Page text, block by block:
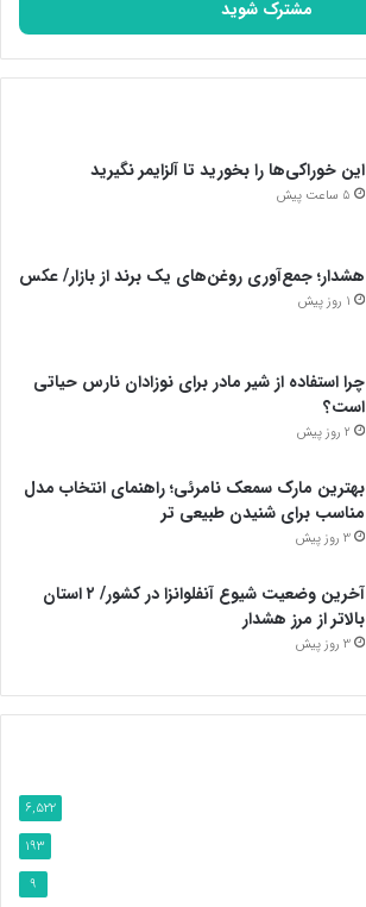
این خوراکی‌ها را بخورید تا آلزایمر نگیرید
5 ساعت پیش
هشدار؛ جمع‌آوری روغن‌های یک برند از بازار/ عکس
1 روز پیش
چرا استفاده از شیر مادر برای نوزادان نارس حیاتی
است؟
2 روز پیش
بهترین مارک سمعک نامرئی؛ راهنمای انتخاب مدل
مناسب برای شنیدن طبیعی تر
3 روز پیش
آخرین وضعیت شیوع آنفلوانزا در کشور/ ۲ استان
بالاتر از مرز هشدار
3 روز پیش
6,522
193
9